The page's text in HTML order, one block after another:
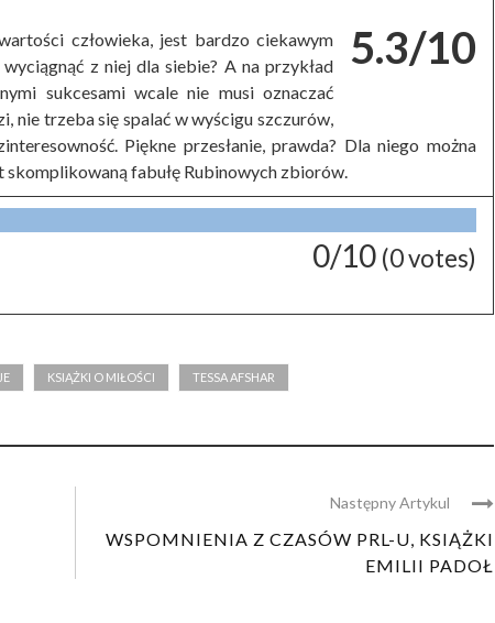
5.3/10
człowieka, jest bardzo ciekawym
z niej dla siebie? A na przykład
sukcesami wcale nie musi oznaczać
nie trzeba się spalać w wyścigu szczurów,
Piękne przesłanie, prawda? Dla niego można
fabułę Rubinowych zbiorów.
0/10 (0votes)
KSIĄŻKI O MIŁOŚCI TESSA AFSHAR
Następny Artykul
WSPOMNIENIA Z CZASÓW PRL-U, KSIĄŻKI
EMILII PADOŁ